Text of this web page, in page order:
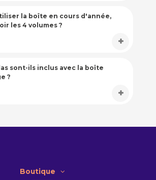
la boîte en cours d'année,
les 4 volumes ?
sont-ils inclus avec la boîte
?
Boutique